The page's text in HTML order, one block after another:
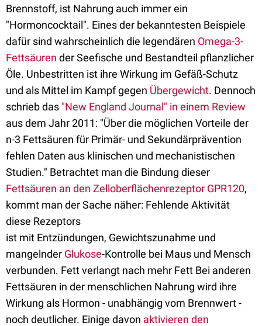
Brennstoff, ist Nahrung auch immer ein
"Hormoncocktail". Eines der bekanntesten Beispiele
dafür sind wahrscheinlich die legendären Omega-3-
Fettsäuren der Seefische und Bestandteil pflanzlicher
Öle. Unbestritten ist ihre Wirkung im Gefäß-Schutz
und als Mittel im Kampf gegen Übergewicht. Dennoch
schrieb das "New England Journal" in einem Review
aus dem Jahr 2011: "Über die möglichen Vorteile der
n-3 Fettsäuren für Primär- und Sekundärprävention
fehlen Daten aus klinischen und mechanistischen
Studien." Betrachtet man die Bindung dieser
Fettsäuren an den Zelloberflächenrezeptor GPR120,
kommt man der Sache näher: Fehlende Aktivität
diese Rezeptors
ist mit Entzündungen, Gewichtszunahme und
mangelnder Glukose-Kontrolle bei Maus und Mensch
verbunden. Fett verlangt nach mehr Fett Bei anderen
Fettsäuren in der menschlichen Nahrung wird ihre
Wirkung als Hormon - unabhängig vom Brennwert -
noch deutlicher. Einige davon aktivieren den